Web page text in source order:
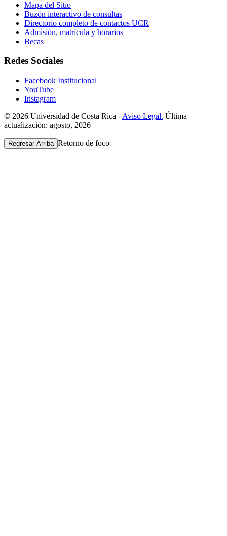
Mapa del Sitio
Buzón interactivo de consultas
Directorio completo de contactos UCR
Admisión, matrícula y horarios
Becas
Redes Sociales
Facebook Institucional
YouTube
Instagram
© 2026 Universidad de Costa Rica - Aviso Legal. Última
actualización: agosto, 2026
Regresar Arriba Retorno de foco